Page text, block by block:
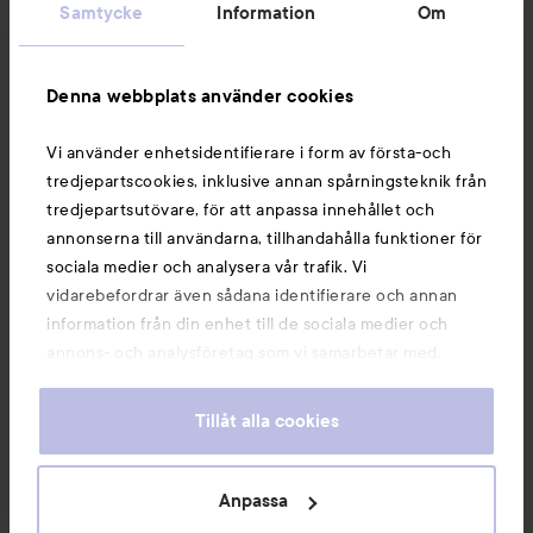
Samtycke Information Om
Denna webbplats använder cookies
Vi använder enhetsidentifierare i form av första-och
tredjepartscookies, inklusive annan spårningsteknik från
tredjepartsutövare, för att anpassa innehållet och
annonserna till användarna, tillhandahålla funktioner för
sociala medier och analysera vår trafik. Vi
vidarebefordrar även sådana identifierare och annan
information från din enhet till de sociala medier och
annons- och analysföretag som vi samarbetar med.
information som du har tillhandahållit eller som de har
våra cookies vid fortsatt användande av vår webbplats.
För information om hur du kan ändra inställningarna för
Tillåt alla cookies
Anpassa
Du kanske också gillar